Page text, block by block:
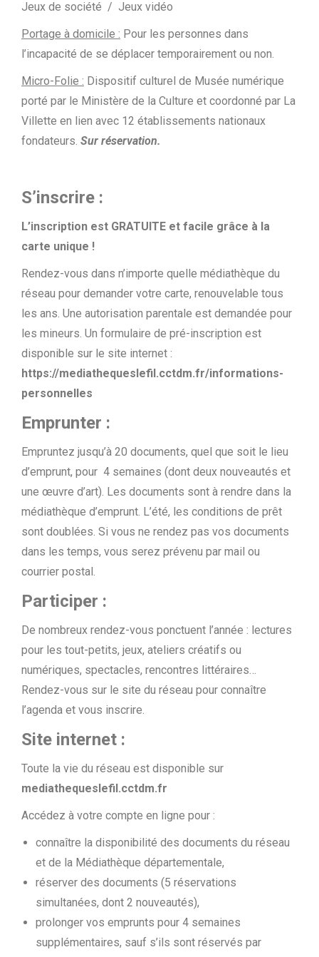
Jeux de société / Jeux vidéo
Portage à domicile : Pour les personnes dans
l’incapacité de se déplacer temporairement ou non.
Micro-Folie : Dispositif culturel de Musée numérique
porté par le Ministère de la Culture et coordonné par La
Villette en lien avec 12 établissements nationaux
fondateurs. Sur réservation.
S’inscrire :
L’inscription est GRATUITE et facile grâce à la
carte unique !
Rendez-vous dans n’importe quelle médiathèque du
réseau pour demander votre carte, renouvelable tous
les ans. Une autorisation parentale est demandée pour
les mineurs. Un formulaire de pré-inscription est
disponible sur le site internet :
https://mediathequeslefil.cctdm.fr/informations-
personnelles
Emprunter :
Empruntez jusqu’à 20 documents, quel que soit le lieu
d’emprunt, pour 4 semaines (dont deux nouveautés et
une œuvre d’art). Les documents sont à rendre dans la
médiathèque d’emprunt. L’été, les conditions de prêt
sont doublées. Si vous ne rendez pas vos documents
dans les temps, vous serez prévenu par mail ou
courrier postal.
Participer :
De nombreux rendez-vous ponctuent l’année : lectures
pour les tout-petits, jeux, ateliers créatifs ou
numériques, spectacles, rencontres littéraires…
Rendez-vous sur le site du réseau pour connaître
l’agenda et vous inscrire.
Site internet :
Toute la vie du réseau est disponible sur
mediathequeslefil.cctdm.fr
Accédez à votre compte en ligne pour :
connaître la disponibilité des documents du réseau
et de la Médiathèque départementale,
réserver des documents (5 réservations
simultanées, dont 2 nouveautés),
prolonger vos emprunts pour 4 semaines
supplémentaires, sauf s’ils sont réservés par